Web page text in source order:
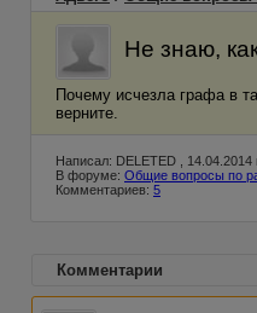
Не знаю,
Почему исчезла графа в
верните.
Написал: DELETED , 14.04.2014
В форуме: Общие вопросы по
Комментариев: 5
Комментарии